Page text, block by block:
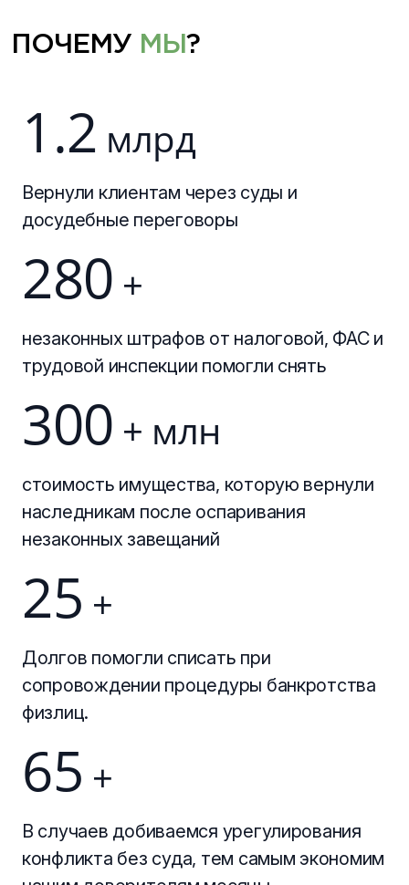
ПОЧЕМУ МЫ ?
1.2 млрд
Вернули клиентам через суды и
досудебные переговоры
280 +
незаконных штрафов от налоговой, ФАС и
трудовой инспекции помогли снять
300 + млн
стоимость имущества, которую вернули
наследникам после оспаривания
незаконных завещаний
25 +
Долгов помогли списать при
сопровождении процедуры банкротства
физлиц.
65 +
В случаев добиваемся урегулирования
конфликта без суда, тем самым экономим